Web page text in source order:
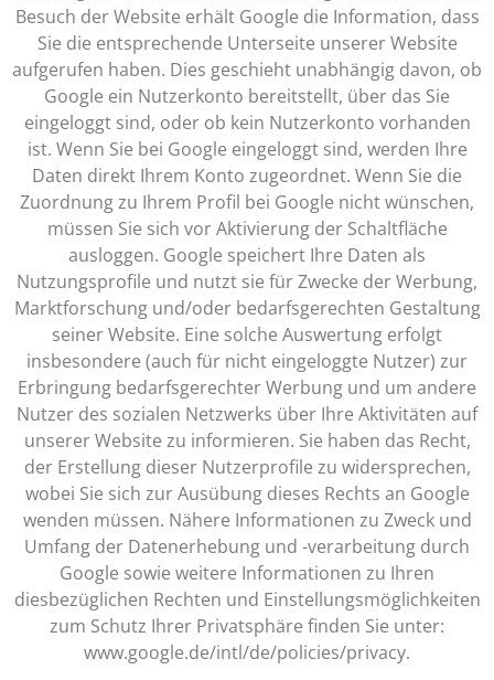
Besuch der Website erhält Google die Information, dass
Sie die entsprechende Unterseite unserer Website
aufgerufen haben. Dies geschieht unabhängig davon, ob
Google ein Nutzerkonto bereitstellt, über das Sie
eingeloggt sind, oder ob kein Nutzerkonto vorhanden
ist. Wenn Sie bei Google eingeloggt sind, werden Ihre
Daten direkt Ihrem Konto zugeordnet. Wenn Sie die
Zuordnung zu Ihrem Profil bei Google nicht wünschen,
müssen Sie sich vor Aktivierung der Schaltfläche
ausloggen. Google speichert Ihre Daten als
Nutzungsprofile und nutzt sie für Zwecke der Werbung,
Marktforschung und/oder bedarfsgerechten Gestaltung
seiner Website. Eine solche Auswertung erfolgt
insbesondere (auch für nicht eingeloggte Nutzer) zur
Erbringung bedarfsgerechter Werbung und um andere
Nutzer des sozialen Netzwerks über Ihre Aktivitäten auf
unserer Website zu informieren. Sie haben das Recht,
der Erstellung dieser Nutzerprofile zu widersprechen,
wobei Sie sich zur Ausübung dieses Rechts an Google
wenden müssen. Nähere Informationen zu Zweck und
Umfang der Datenerhebung und -verarbeitung durch
Google sowie weitere Informationen zu Ihren
diesbezüglichen Rechten und Einstellungsmöglichkeiten
zum Schutz Ihrer Privatsphäre finden Sie unter:
www.google.de/intl/de/policies/privacy.